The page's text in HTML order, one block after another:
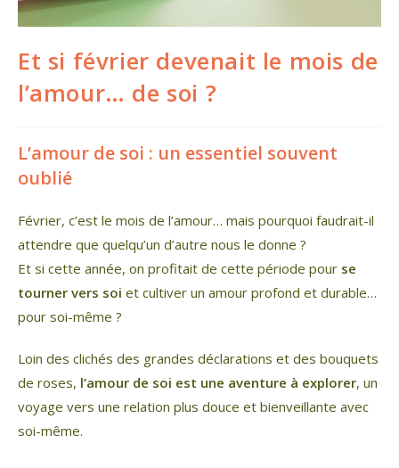
Et si février devenait le mois de
l’amour… de soi ?
L’amour de soi : un essentiel souvent
oublié
Février, c’est le mois de l’amour… mais pourquoi faudrait-il
attendre que quelqu’un d’autre nous le donne ?
Et si cette année, on profitait de cette période pour se
tourner vers soi et cultiver un amour profond et durable…
pour soi-même ?
Loin des clichés des grandes déclarations et des bouquets
de roses, l’amour de soi est une aventure à explorer, un
voyage vers une relation plus douce et bienveillante avec
soi-même.